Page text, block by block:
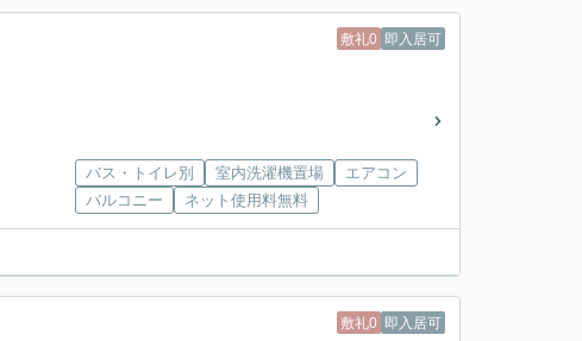
敷礼0 即入居可
バス・トイレ別 室内洗濯機置場
エアコン
バルコニー
ネット使用料無料
敷礼0 即入居可